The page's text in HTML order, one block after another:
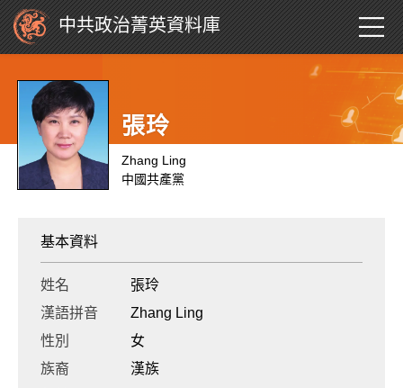
中共政治菁英資料庫
張玲
Zhang Ling
中國共產黨
基本資料
姓名
張玲
漢語拼音
Zhang Ling
性別
女
族裔
漢族